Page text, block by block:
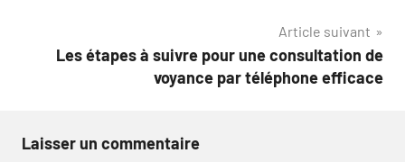
Article suivant
Les étapes à suivre pour une consultation de
voyance par téléphone efficace
Laisser un commentaire